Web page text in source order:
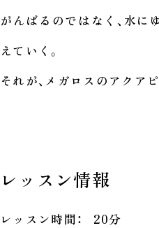
がんばるのではなく、水に
えていく。
それが、メガロスのアクア
レッスン情報
レッスン時間：
20分